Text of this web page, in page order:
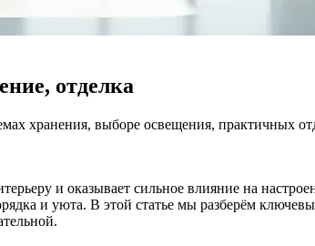
отделка
хранения, выборе освещения, практичных
и оказывает сильное влияние на
и уюта. В этой статье мы разберём